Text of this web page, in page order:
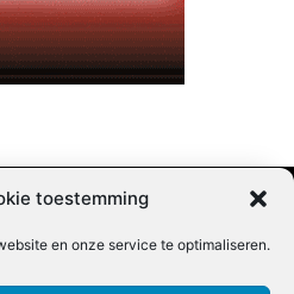
toestemming
en onze service te optimaliseren.